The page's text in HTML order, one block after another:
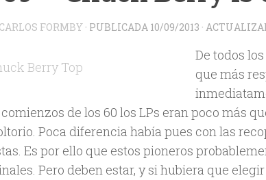
CARLOS FORMBY · PUBLICADA 10/09/2013 ·
De todos
que más
comienzos de los 60 los LPs eran poco más
Poca diferencia había pues con las
Es por ello que estos pioneros
Pero deben estar, y si hubiera que